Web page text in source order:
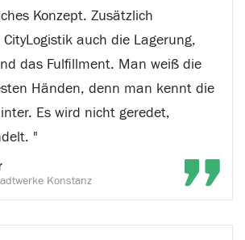
Konzept. Zusätzlich
auch die Lagerung,
das Fulfillment. Man weiß die
Händen, denn man kennt die
Es wird nicht geredet,
"
Konstanz